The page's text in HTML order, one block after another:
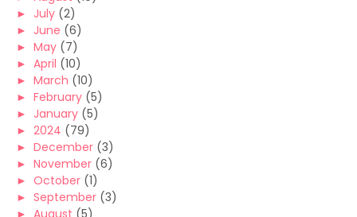
► July (2)
► June (6)
► May (7)
► April (10)
► March (10)
► February (5)
► January (5)
► 2024 (79)
► December (3)
► November (6)
► October (1)
► September (3)
► August (5)